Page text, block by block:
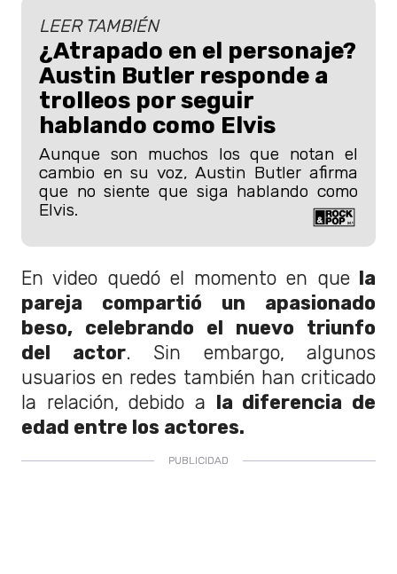
LEER TAMBIÉN
¿Atrapado en el personaje?
Austin Butler responde a
trolleos por seguir
hablando como Elvis
Aunque son muchos los que notan el
cambio en su voz, Austin Butler afirma
que no siente que siga hablando como
Elvis.
En video quedó el momento en quela
pareja compartió un apasionado
beso, celebrando el nuevo triunfo
del actor. Sin embargo, algunos
usuarios en redes también han criticado
la relación, debido a la diferencia de
edad entre los actores.